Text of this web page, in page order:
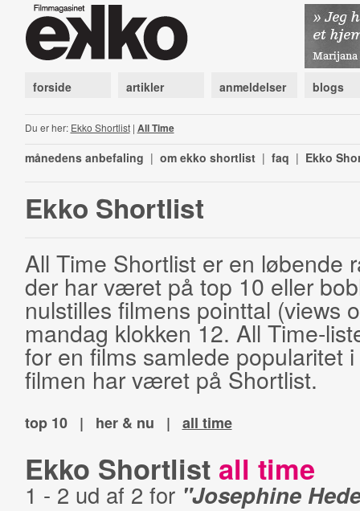
forside artikler anmeldelser blogs
Du er her: Ekko Shortlist| All Time
månedens anbefaling | om ekko shortlist | faq | Ekko
Ekko Shortlist
All Time Shortlist er en løbende
der har været på top 10 eller
nulstilles filmens pointtal (views
mandag klokken 12. All Time-
for en films samlede popularitet
filmen har været på Shortlist.
top 10 | her & nu | all time
Ekko Shortlist all time
1 - 2 ud af 2 for "Josephine